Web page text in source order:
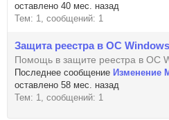
оставлено 40 мес. назад
Тем: 1, сообщений: 1
Защита реестра в ОС Windows
Помощь в защите реестра в ОС
Последнее сообщение Изменение
оставлено 58 мес. назад
Тем: 1, сообщений: 1